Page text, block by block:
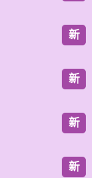
新
新
新
新